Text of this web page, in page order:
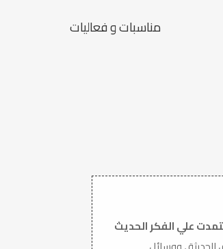
مناسبات و فعاليات
علي الفكر الحديث